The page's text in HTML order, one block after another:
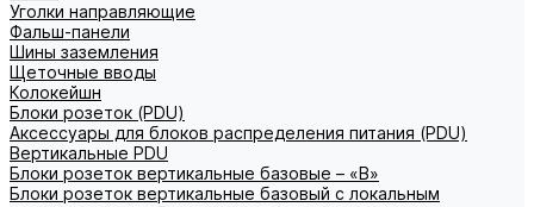
Уголки направляющие
Фальш-панели
Шины заземления
Щеточные вводы
Колокейшн
Блоки розеток (PDU)
Аксессуары для блоков распределения питания (PDU)
Вертикальные PDU
Блоки розеток вертикальные базовые – «В»
Блоки розеток вертикальные базовый с локальным